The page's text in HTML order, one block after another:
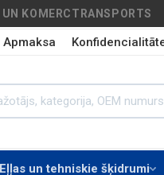
UN KOMERCTRANSPORTS
Apmaksa
Eļļas un tehniskie šķidrumi